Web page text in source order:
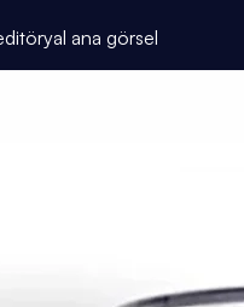
ana görsel